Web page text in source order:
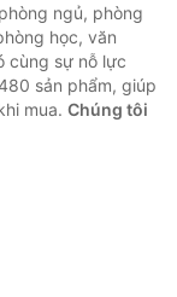
ngủ, phòng
học, văn
cùng sự nỗ lực
sản phẩm, giúp
mua. Chúng tôi